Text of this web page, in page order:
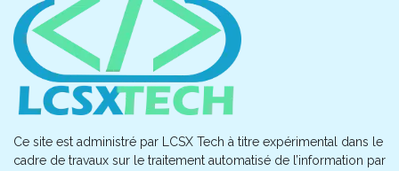
Ce site est administré par LCSX Tech à titre expérimental dans le
cadre de travaux sur le traitement automatisé de l’information par